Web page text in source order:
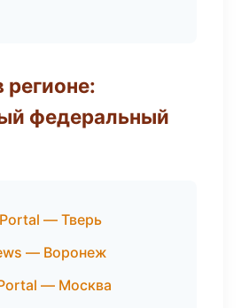
регионе:
федеральный
— Тверь
— Воронеж
— Москва